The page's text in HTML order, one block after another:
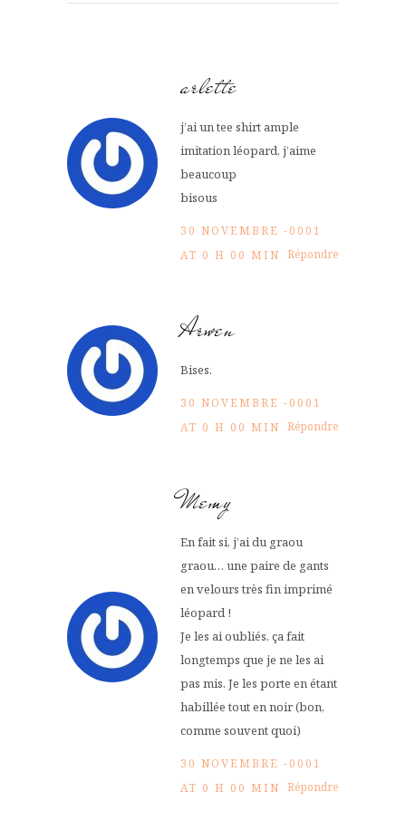
arlette
j’ai un tee shirt ample
imitation léopard, j’aime
beaucoup
bisous
30 NOVEMBRE -0001
AT 0 H 00 MIN Répondre
Arwen
Bises.
30 NOVEMBRE -0001
AT 0 H 00 MIN Répondre
Memy
En fait si, j’ai du graou
graou… une paire de gants
en velours très fin imprimé
léopard !
Je les ai oubliés, ça fait
longtemps que je ne les ai
pas mis. Je les porte en étant
habillée tout en noir (bon,
comme souvent quoi)
30 NOVEMBRE -0001
AT 0 H 00 MIN Répondre